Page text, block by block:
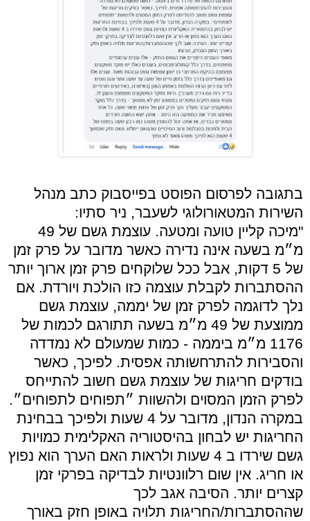
בתגובה לפרסום הפוסט בפייסבוק כתב מנהל
השירות המטאורולוגי לשעבר, ניר סתיו:
"מיכה קליין טועה ומטעה. עוצמת גשם של 49
מ״מ בשעה אינה נדירה כאשר מדובר על פרק זמן
של 5 דקות, אבל ככל שלוקחים פרק זמן ארוך יותר
ההסתברות לקבלת עוצמה כזו הולכת ויורדת. אם
נלך לדוגמה לפרק זמן של יממה, עוצמת גשם
ממוצעת של 49 מ״מ בשעה תתורגם לכמות של
1176 מ״מ ביממה - כמות שמעולם לא נמדדה
והסבירות להתרחשותה אפסית. לפיכך, כאשר
בודקים חריגות של עוצמת גשם חשוב להתייחס
לפרק הזמן המסוים ולהשוות ״תפוחים לתפוחים״.
במקרה הנדון, מדובר על 4 שעות ולפיכך בבחינת
החריגות יש לבחון בהיסטוריה האקלימית כמויות
גשם שירדו ב 4 שעות ולראות האם הערך הוא נפוץ
או חריג. אין שום רלוונטיות לבדיקה בפרקי זמן
קצרים יותר. הסיבה אגב לכך
שההסתברות/החריגות תלויה באופן חזק באורך